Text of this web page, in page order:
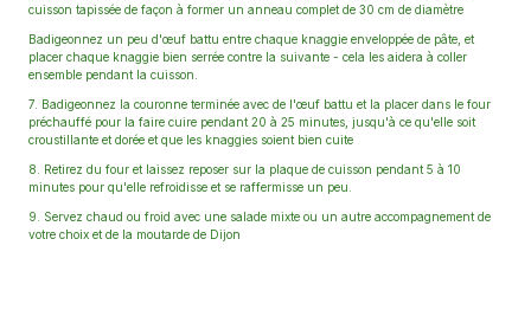
cuisson tapissée de façon à former un anneau complet de 30 cm de diamètre
Badigeonnez un peu d'œuf battu entre chaque knaggie enveloppée de pâte, et
placer chaque knaggie bien serrée contre la suivante - cela les aidera à coller
ensemble pendant la cuisson.
7. Badigeonnez la couronne terminée avec de l'œuf battu et la placer dans le four
préchauffé pour la faire cuire pendant 20 à 25 minutes, jusqu'à ce qu'elle soit
croustillante et dorée et que les knaggies soient bien cuite
8. Retirez du four et laissez reposer sur la plaque de cuisson pendant 5 à 10
minutes pour qu'elle refroidisse et se raffermisse un peu.
9. Servez chaud ou froid avec une salade mixte ou un autre accompagnement de
votre choix et de la moutarde de Dijon